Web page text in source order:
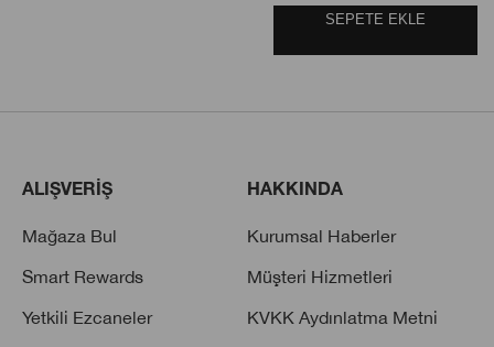
SEPETE EKLE
ALIŞVERİŞ
Mağaza Bul
Smart Rewards
Yetkili Ezcaneler
HAKKINDA
Kurumsal Haberler
Müşteri Hizmetleri
KVKK Aydınlatma Metni